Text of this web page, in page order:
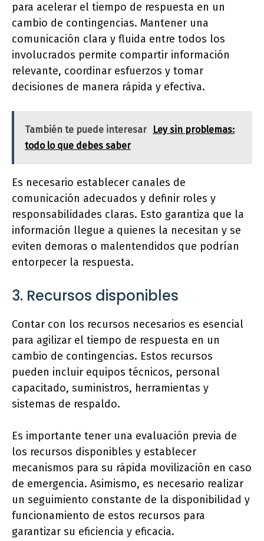
para acelerar el tiempo de respuesta en un
cambio de contingencias. Mantener una
comunicación clara y fluida entre todos los
involucrados permite compartir información
relevante, coordinar esfuerzos y tomar
decisiones de manera rápida y efectiva.
También te puede interesar
Ley sin problemas:
todo lo que debes saber
Es necesario establecer canales de
comunicación adecuados y definir roles y
responsabilidades claras. Esto garantiza que la
información llegue a quienes la necesitan y se
eviten demoras o malentendidos que podrían
entorpecer la respuesta.
3. Recursos disponibles
Contar con los recursos necesarios es esencial
para agilizar el tiempo de respuesta en un
cambio de contingencias. Estos recursos
pueden incluir equipos técnicos, personal
capacitado, suministros, herramientas y
sistemas de respaldo.
Es importante tener una evaluación previa de
los recursos disponibles y establecer
mecanismos para su rápida movilización en caso
de emergencia. Asimismo, es necesario realizar
un seguimiento constante de la disponibilidad y
funcionamiento de estos recursos para
garantizar su eficiencia y eficacia.